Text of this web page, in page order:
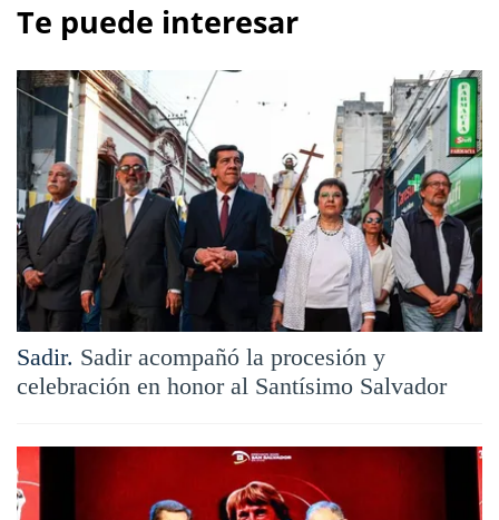
Te puede interesar
Sadir. Sadir acompañó la procesión y
celebración en honor al Santísimo Salvador